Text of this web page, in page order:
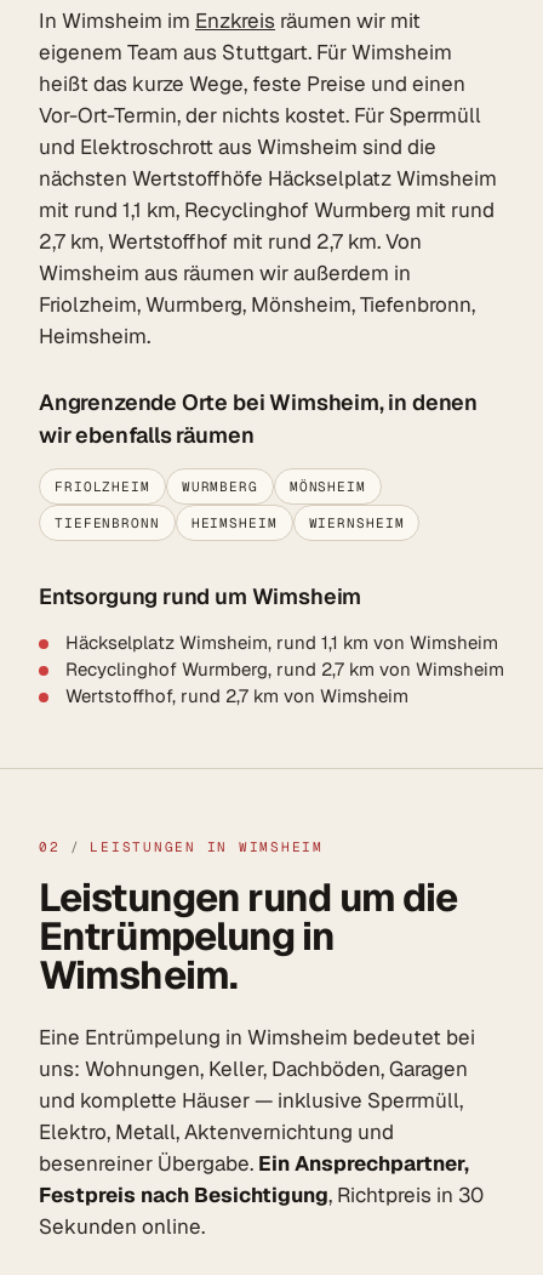
In Wimsheim im Enzkreis räumen wir mit
eigenem Team aus Stuttgart. Für Wimsheim
heißt das kurze Wege, feste Preise und einen
Vor-Ort-Termin, der nichts kostet. Für Sperrmüll
und Elektroschrott aus Wimsheim sind die
nächsten Wertstoffhöfe Häckselplatz Wimsheim
mit rund 1,1 km, Recyclinghof Wurmberg mit rund
2,7 km, Wertstoffhof mit rund 2,7 km. Von
Wimsheim aus räumen wir außerdem in
Friolzheim, Wurmberg, Mönsheim, Tiefenbronn,
Heimsheim.
Angrenzende Orte bei Wimsheim, in denen
wir ebenfalls räumen
FRIOLZHEIM WURMBERG MÖNSHEIM
TIEFENBRONN HEIMSHEIM WIERNSHEIM
Entsorgung rund um Wimsheim
Häckselplatz Wimsheim, rund 1,1 km von Wimsheim
Recyclinghof Wurmberg, rund 2,7 km von Wimsheim
Wertstoffhof, rund 2,7 km von Wimsheim
02 / LEISTUNGEN IN WIMSHEIM
Leistungen rund um die
Entrümpelung in
Wimsheim.
Eine Entrümpelung in Wimsheim bedeutet bei
uns: Wohnungen, Keller, Dachböden, Garagen
und komplette Häuser — inklusive Sperrmüll,
Elektro, Metall, Aktenvernichtung und
besenreiner Übergabe. Ein Ansprechpartner,
Festpreis nach Besichtigung, Richtpreis in 30
Sekunden online.